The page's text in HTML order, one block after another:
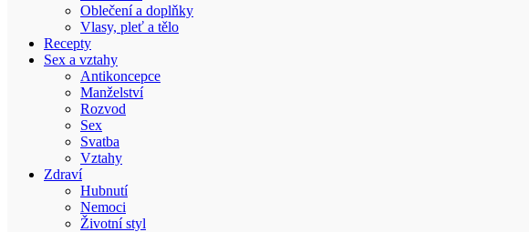
Oblečení a doplňky
Vlasy, pleť a tělo
Recepty
Sex a vztahy
Antikoncepce
Manželství
Rozvod
Sex
Svatba
Vztahy
Zdraví
Hubnutí
Nemoci
Životní styl